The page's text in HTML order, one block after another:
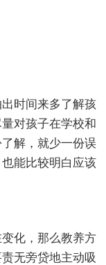
时间来多了解孩
对孩子在学校和
解，就少一份误
能比较明白应该
化，那么教养方
无旁贷地主动吸